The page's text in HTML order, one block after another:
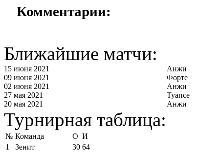
Комментарии:
Ближайшие матчи:
15 июня 2021
Анжи
09 июня 2021
Форте
02 июня 2021
Анжи
27 мая 2021
Туапсе
20 мая 2021
Анжи
Турнирная таблица:
№ Команда О И
1
Зенит 30 64